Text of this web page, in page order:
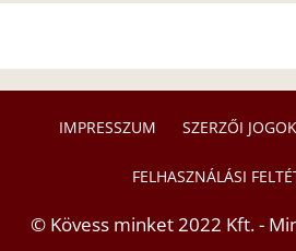
IMPRESSZUM SZERZŐI JOGOK
FELHASZNÁLÁSI
© Kövess minket 2022 Kft. -